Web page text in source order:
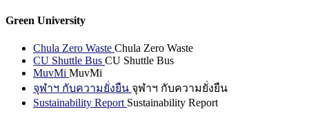
Green University
Chula Zero Waste Chula Zero Waste
CU Shuttle Bus CU Shuttle Bus
MuvMi MuvMi
จุฬาฯ กับความยั่งยืน จุฬาฯ กับความยั่งยืน
Sustainability Report Sustainability Report